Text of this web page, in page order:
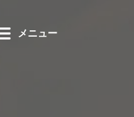
メニュー